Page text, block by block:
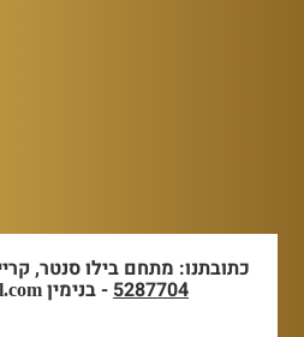
כתובתנו: מתחם בילו סנטר,
5287704- בנימין